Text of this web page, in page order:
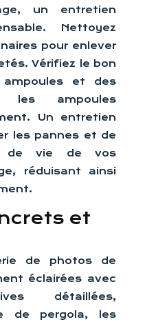
un entretien
Nettoyez
pour enlever
Vérifiez le bon
et des
les ampoules
Un entretien
les pannes et de
de vie de vos
réduisant ainsi
et
de photos de
éclairées avec
détaillées,
de pergola, les